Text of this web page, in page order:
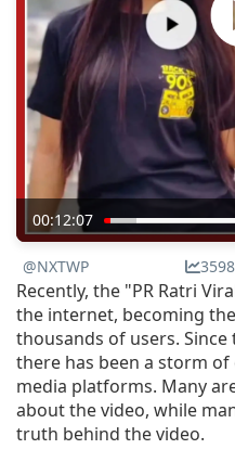
00:12:07
@NXTWP 3598
Recently, the "PR Ratri
the internet, becoming
thousands of users. Since
there has been a storm
media platforms. Many
about the video, while
truth behind the video.